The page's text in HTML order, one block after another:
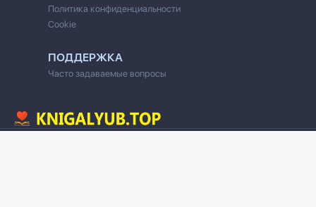
Политика конфиденциальности
Cookie
ПОДДЕРЖКА
Часто задаваемые вопросы